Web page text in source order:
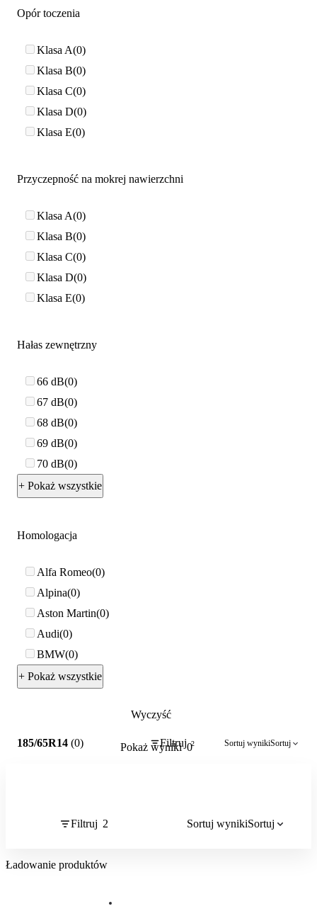
Opór toczenia
Klasa A 0
Klasa B 0
Klasa C 0
Klasa D 0
Klasa E 0
Przyczepność na mokrej nawierzchni
Klasa A 0
Klasa B 0
Klasa C 0
Klasa D 0
Klasa E 0
Hałas zewnętrzny
66 dB 0
67 dB 0
68 dB 0
69 dB 0
70 dB 0
+ Pokaż wszystkie
Homologacja
Alfa Romeo 0
Alpina 0
Aston Martin 0
Audi 0
BMW 0
+ Pokaż wszystkie
Wyczyść
Pokaż wyniki 0
185/65R14 (0) Filtruj 2 Sortuj wynikiSortuj
Filtruj 2 Sortuj wynikiSortuj
Ładowanie produktów